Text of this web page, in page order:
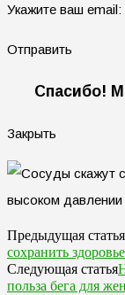
Укажите ваш email:
Отправить
Спасибо!
Закрыть
Предыдущая статья
сохранить
Следующая статья
польза бега для